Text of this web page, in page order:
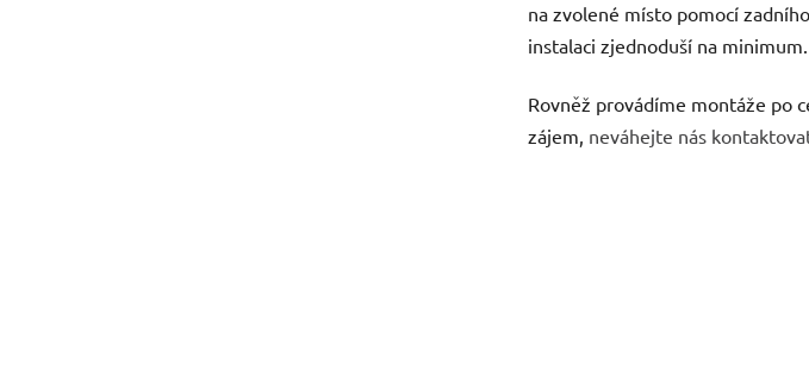
na zvolené místo pomocí
instalaci zjednoduší na minimum.
Rovněž provádíme montáže po
zájem, neváhejte nás